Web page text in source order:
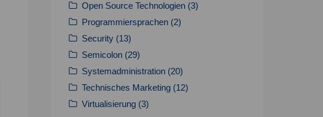
Open Source Technologien (3)
Programmiersprachen (2)
Security (13)
Semicolon (29)
Systemadministration (20)
Technisches Marketing (12)
Virtualisierung (3)